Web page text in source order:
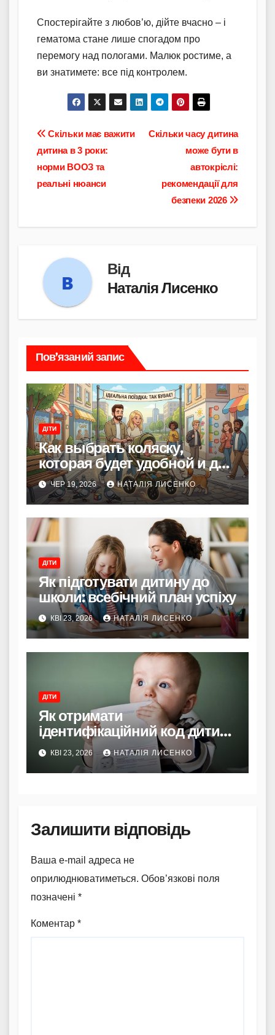
Спостерігайте з любов’ю, дійте вчасно – і
гематома стане лише спогадом про
перемогу над пологами. Малюк ростиме, а
ви знатимете: все під контролем.
Навігація
записів
Скільки часу дитина
може бути в
автокріслі:
рекомендації для
безпеки 2026
Скільки має важити
дитина в 3 роки:
норми ВООЗ та
реальні нюанси
Від
Наталія Лисенко
Пов’язаний запис
ДІТИ
Как выбрать коляску,
которая будет удобной и для
родителей, и для ребенка
ЧЕР 19, 2026 НАТАЛІЯ ЛИСЕНКО
ДІТИ
Як підготувати дитину до
школи: всебічний план успіху
КВІ 23, 2026 НАТАЛІЯ ЛИСЕНКО
ДІТИ
Як отримати
ідентифікаційний код дитині:
повний гід 2026
КВІ 23, 2026 НАТАЛІЯ ЛИСЕНКО
Залишити відповідь
Ваша e-mail адреса не
оприлюднюватиметься. Обов’язкові поля
позначені *
Коментар *